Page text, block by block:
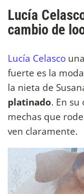
Lucía
cambio de
Lucía Celasco
fuerte es la
la nieta de
platinado. En su
mechas que
ven claramente.